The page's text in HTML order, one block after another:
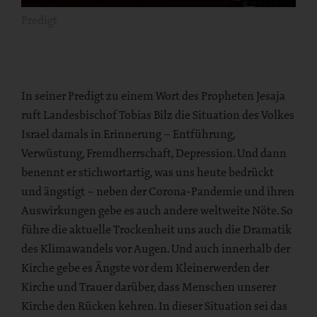
In seiner Predigt zu einem Wort des Propheten Jesaja
ruft Landesbischof Tobias Bilz die Situation des Volkes
Israel damals in Erinnerung – Entführung,
Verwüstung, Fremdherrschaft, Depression. Und dann
benennt er stichwortartig, was uns heute bedrückt
und ängstigt – neben der Corona-Pandemie und ihren
Auswirkungen gebe es auch andere weltweite Nöte. So
führe die aktuelle Trockenheit uns auch die Dramatik
des Klimawandels vor Augen. Und auch innerhalb der
Kirche gebe es Ängste vor dem Kleinerwerden der
Kirche und Trauer darüber, dass Menschen unserer
Kirche den Rücken kehren. In dieser Situation sei das